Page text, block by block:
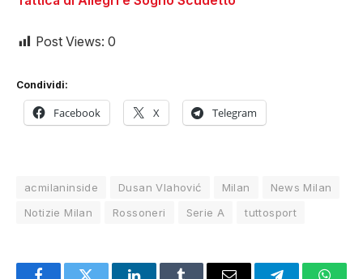
Post Views: 0
Condividi:
Facebook X Telegram
acmilaninside Dusan Vlahović Milan
News Milan
Notizie Milan
Rossoneri Serie A tuttosport